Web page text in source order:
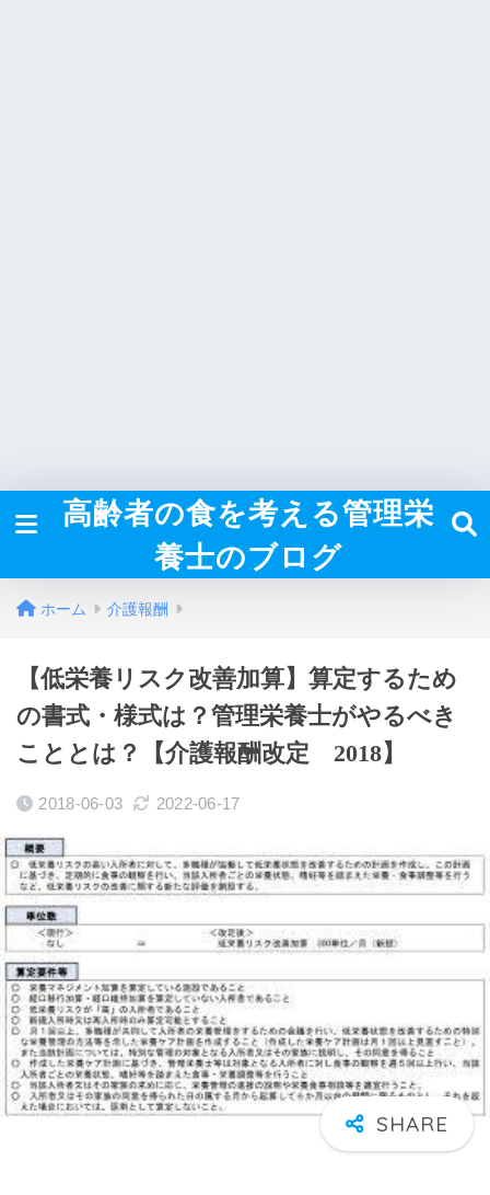
高齢者の食を考える管理栄
養士のブログ
ホーム 介護報酬
【低栄養リスク改善加算】算定するため
の書式・様式は？管理栄養士がやるべき
こととは？【介護報酬改定 2018】
2018-06-03 2022-06-17